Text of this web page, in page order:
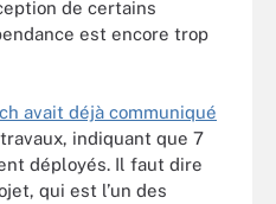
de certains
est encore trop
avait déjà communiqué
indiquant que 7
déployés. Il faut dire
qui est l’un des